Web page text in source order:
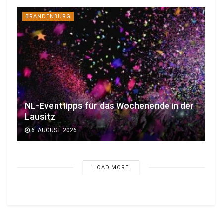
BRANDENBURG
NL-Eventtipps für das Wochenende in der
Lausitz
6. AUGUST 2026
LOAD MORE